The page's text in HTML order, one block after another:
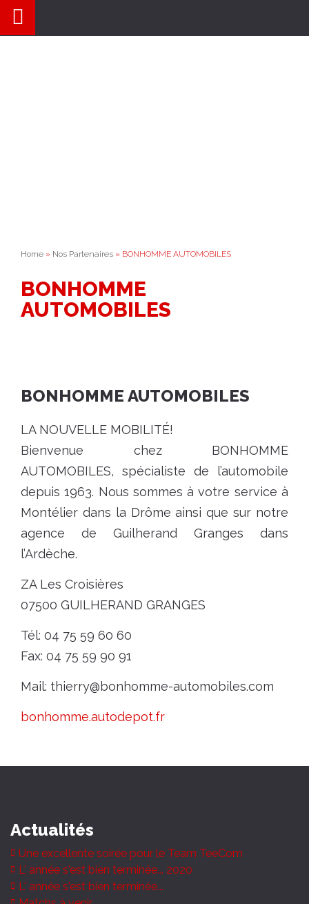
contenu
Home » Nos Partenaires » BONHOMME AUTOMOBILES
BONHOMME
AUTOMOBILES
BONHOMME AUTOMOBILES
LA NOUVELLE MOBILITÉ!
Bienvenue chez BONHOMME
AUTOMOBILES, spécialiste de l’automobile
depuis 1963. Nous sommes à votre service à
Montélier dans la Drôme ainsi que sur notre
agence de Guilherand Granges dans
l’Ardèche.
ZA Les Croisières
07500 GUILHERAND GRANGES
Tél: 04 75 59 60 60
Fax: 04 75 59 90 91
Mail: thierry@bonhomme-automobiles.com
bonhomme.autodepot.fr
Actualités
Une excellente soirée pour le Team TeeCom
L' année s'est bien terminée... 2020
L' année s'est bien terminée...